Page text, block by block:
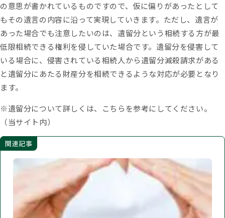
の意思が書かれているものですので、仮に偏りがあったとして
もその遺言の内容に沿って実現していきます。ただし、遺言が
あった場合でも注意したいのは、遺留分という相続する方が最
低限相続できる権利を侵していた場合です。遺留分を侵害して
いる場合に、侵害されている相続人から遺留分減殺請求がある
と遺留分にあたる財産分を相続できるような対応が必要となり
ます。
※遺留分について詳しくは、こちらを参考にしてください。
（当サイト内）
関連記事